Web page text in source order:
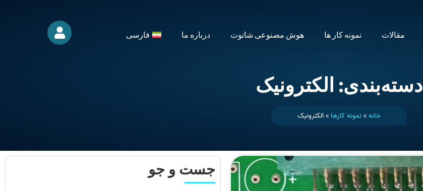
مقالات نمونه کار ها هوش مصنوعی شاتوت درباره ما فارسی
دسته‌بندی: الکترونیک
خانه»نمونه کارها »الکترونیک
جست و جو